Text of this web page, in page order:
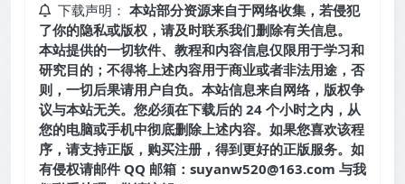
下载声明： 本站部分资源来自于网络收集，若侵犯
了你的隐私或版权，请及时联系我们删除有关信息。
本站提供的一切软件、教程和内容信息仅限用于学习和
研究目的；不得将上述内容用于商业或者非法用途，否
则，一切后果请用户自负。本站信息来自网络，版权争
议与本站无关。您必须在下载后的 24 个小时之内，从
您的电脑或手机中彻底删除上述内容。如果您喜欢该程
序，请支持正版，购买注册，得到更好的正版服务。如
有侵权请邮件 QQ 邮箱：suyanw520@163.com 与我